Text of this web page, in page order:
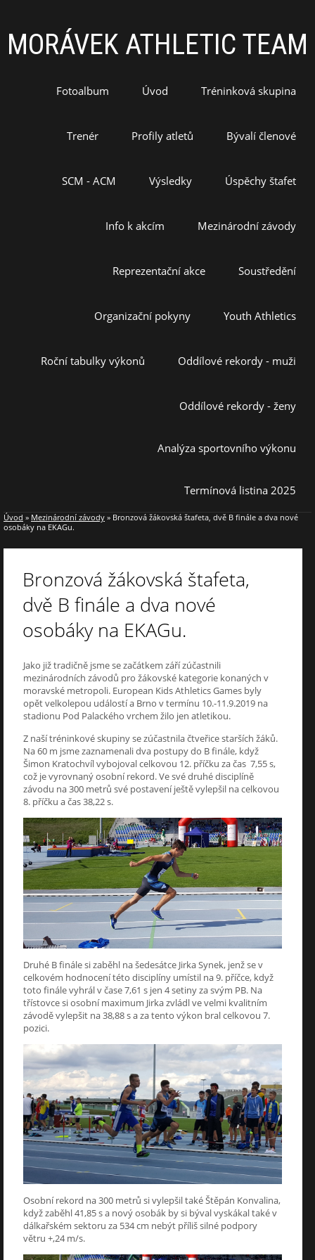
MORÁVEK ATHLETIC TEAM
Fotoalbum Úvod Tréninková skupina
Trenér Profily atletů Bývalí členové
SCM - ACM Výsledky Úspěchy štafet
Info k akcím Mezinárodní závody
Reprezentační akce Soustředění
Organizační pokyny Youth Athletics
Roční tabulky výkonů Oddílové rekordy - muži
Oddílové rekordy - ženy
Analýza sportovního výkonu
Termínová listina 2025
Úvod » Mezinárodní závody » Bronzová žákovská štafeta, dvě B finále a dva nové
osobáky na EKAGu.
Bronzová žákovská štafeta,
dvě B finále a dva nové
osobáky na EKAGu.
Jako již tradičně jsme se začátkem září zúčastnili
mezinárodních závodů pro žákovské kategorie konaných v
moravské metropoli. European Kids Athletics Games byly
opět velkolepou událostí a Brno v termínu 10.-11.9.2019 na
stadionu Pod Palackého vrchem žilo jen atletikou.
Z naší tréninkové skupiny se zúčastnila čtveřice starších žáků.
Na 60 m jsme zaznamenali dva postupy do B finále, když
Šimon Kratochvíl vybojoval celkovou 12. příčku za čas 7,55 s,
což je vyrovnaný osobní rekord. Ve své druhé disciplíně
závodu na 300 metrů své postavení ještě vylepšil na celkovou
8. příčku a čas 38,22 s.
Druhé B finále si zaběhl na šedesátce Jirka Synek, jenž se v
celkovém hodnocení této disciplíny umístil na 9. příčce, když
toto finále vyhrál v čase 7,61 s jen 4 setiny za svým PB. Na
třístovce si osobní maximum Jirka zvládl ve velmi kvalitním
závodě vylepšit na 38,88 s a za tento výkon bral celkovou 7.
pozici.
Osobní rekord na 300 metrů si vylepšil také Štěpán Konvalina,
když zaběhl 41,85 s a nový osobák by si býval vyskákal také v
dálkařském sektoru za 534 cm nebýt příliš silné podpory
větru +,24 m/s.